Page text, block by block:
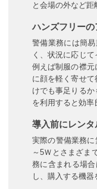
と会場の外など距
ハンズフリー
警備業務には簡
く、状況に応じ
例えば制服の襟
に顔を軽く寄せ
けでも事足りる
を利用すると効率
導入前にレン
実際の警備業務
～5Ｗとさまざま
務に含まれる場
し、購入する機器